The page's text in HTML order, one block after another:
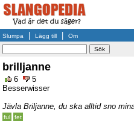
Slumpa Lägg till Om
brilljanne
6
5
Besserwisser
Jävla Briljanne, du ska alltid sno
ful
fet